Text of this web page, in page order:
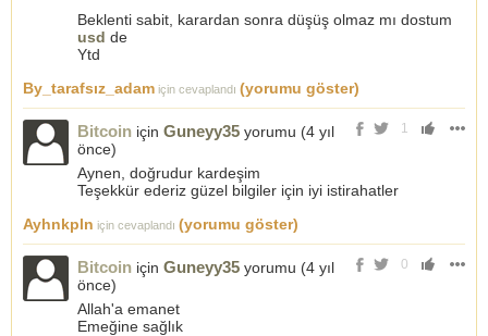
Beklenti sabit, karardan sonra düşüş olmaz mı dostum
usd de
Ytd
By_tarafsız_adam için cevaplandı (yorumu göster)
1
Bitcoin için Guneyy35 yorumu (4 yıl
önce)
Aynen, doğrudur kardeşim
Teşekkür ederiz güzel bilgiler için iyi istirahatler
Ayhnkpln için cevaplandı (yorumu göster)
0
Bitcoin için Guneyy35 yorumu (4 yıl
önce)
Allah'a emanet
Emeğine sağlık